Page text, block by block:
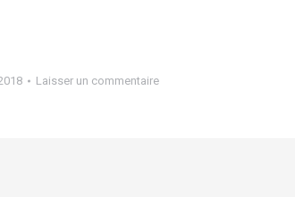
Laisser un commentaire